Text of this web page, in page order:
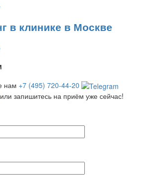
в клинике в Москве
нам +7 (495) 720-44-20
или запишитесь на приём уже сейчас!